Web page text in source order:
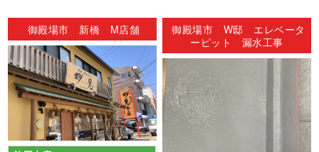
御殿場市 新橋 M店舗
御殿場市 W邸 エレベータ
ーピット 漏水工事